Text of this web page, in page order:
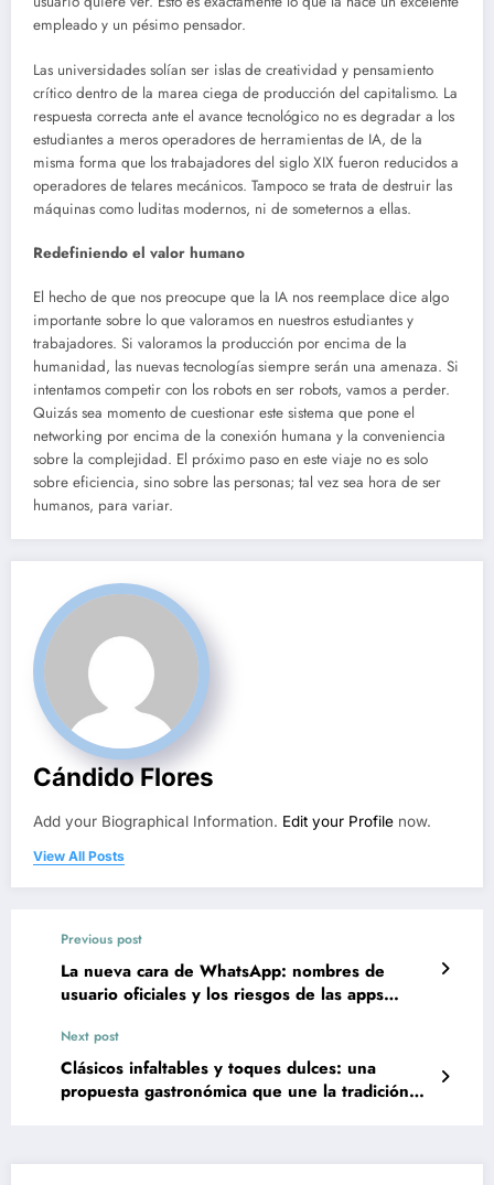
empleado y un pésimo pensador.
Las universidades solían ser islas de creatividad y pensamiento
crítico dentro de la marea ciega de producción del capitalismo. La
respuesta correcta ante el avance tecnológico no es degradar a los
estudiantes a meros operadores de herramientas de IA, de la
misma forma que los trabajadores del siglo XIX fueron reducidos a
operadores de telares mecánicos. Tampoco se trata de destruir las
máquinas como luditas modernos, ni de someternos a ellas.
Redefiniendo el valor humano
El hecho de que nos preocupe que la IA nos reemplace dice algo
importante sobre lo que valoramos en nuestros estudiantes y
trabajadores. Si valoramos la producción por encima de la
humanidad, las nuevas tecnologías siempre serán una amenaza. Si
intentamos competir con los robots en ser robots, vamos a perder.
Quizás sea momento de cuestionar este sistema que pone el
networking por encima de la conexión humana y la conveniencia
sobre la complejidad. El próximo paso en este viaje no es solo
sobre eficiencia, sino sobre las personas; tal vez sea hora de ser
humanos, para variar.
Cándido Flores
Add your Biographical Information. Edit your Profile now.
View All Posts
Previous post
La nueva cara de WhatsApp: nombres de
usuario oficiales y los riesgos de las apps
Next post
Clásicos infaltables y toques dulces: una
propuesta gastronómica que une la tradición